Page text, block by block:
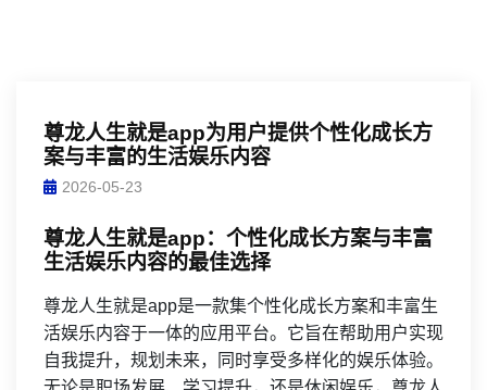
尊龙人生就是app为用户提供个性化成长方
案与丰富的生活娱乐内容
2026-05-23
尊龙人生就是app：个性化成长方案与丰富
生活娱乐内容的最佳选择
尊龙人生就是app是一款集个性化成长方案和丰富生
活娱乐内容于一体的应用平台。它旨在帮助用户实现
自我提升，规划未来，同时享受多样化的娱乐体验。